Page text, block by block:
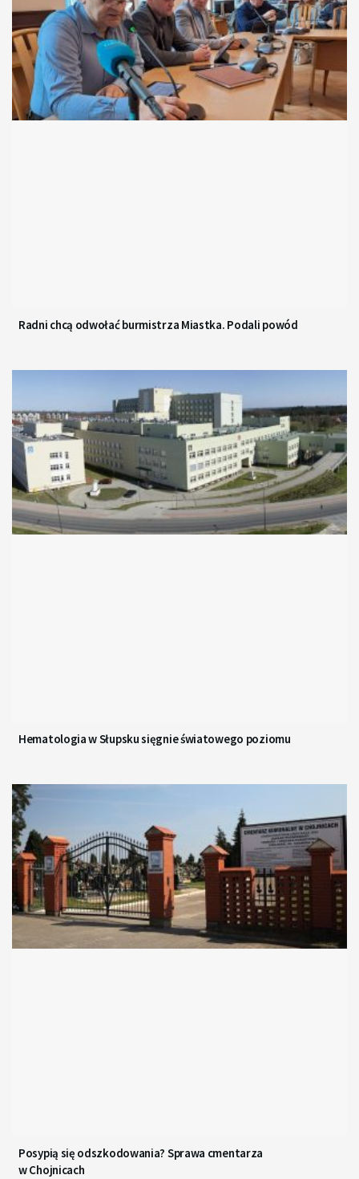
Radni chcą odwołać burmistrza Miastka. Podali powód
Hematologia w Słupsku sięgnie światowego poziomu
Posypią się odszkodowania? Sprawa cmentarza
w Chojnicach